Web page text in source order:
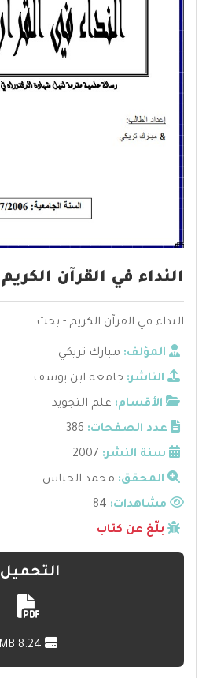
النداء في القرآن الكريم
النداء في القرآن الكريم - بحث
المؤلف: مبارك تريكي
الناشر: جامعة ابن يوسف
الأقسام: علم التجويد
عدد الصفحات: 386
سنة النشر: 2007
المحقق: محمد الحباس
مشاهدات:
بلّغ عن كتاب
التحميل